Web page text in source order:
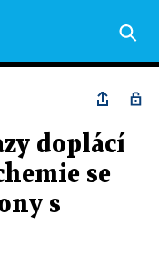
doplácí
se
s